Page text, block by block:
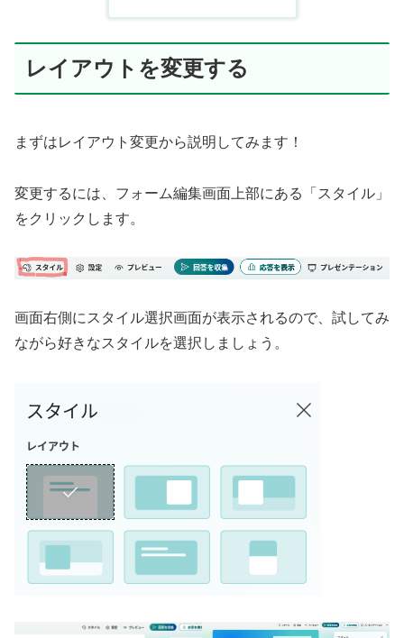
レイアウトを変更する
まずはレイアウト変更から説明してみます！
変更するには、フォーム編集画面上部にある「スタイル」
をクリックします。
画面右側にスタイル選択画面が表示されるので、試してみ
ながら好きなスタイルを選択しましょう。